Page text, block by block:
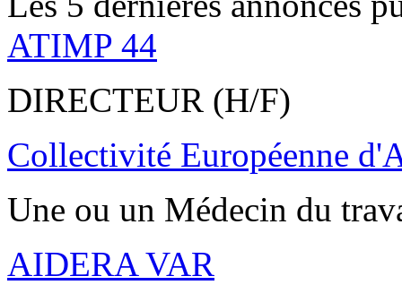
ATIMP 44
DIRECTEUR (H/F)
Collectivité Européenne
Une ou un Médecin du
AIDERA VAR